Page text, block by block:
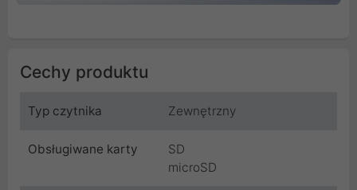
Cechy produktu
Typ czytnika Zewnętrzny
Obsługiwane karty
SD
microSD